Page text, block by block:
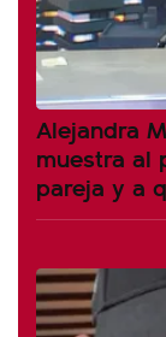
Alejandra
muestra al
pareja y a